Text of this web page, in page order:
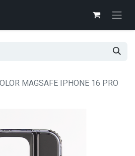
MAGSAFE IPHONE 16 PRO